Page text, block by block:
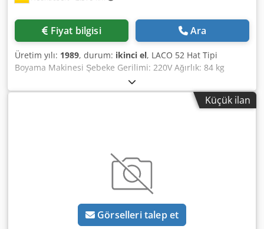
Fiyat bilgisi Ara
Üretim yılı: 1989, durum: ikinci el, LACO 52 Hat Tipi
Boyama Makinesi Şebeke Gerilimi: 220V Ağırlık: 84 kg
Dwodpjzrm R Rsfx Akvja Boya Kapasitesi: 3,5 litre
Küçük ilan
Görselleri talep et